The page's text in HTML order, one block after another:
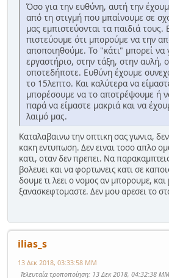
Όσο για την ευθύνη, αυτή την
από τη στιγμή που μπαίνουμε σε
μας εμπιστεύονται τα παιδιά τους.
πιστεύουμε ότι μπορούμε να την
αποποιηθούμε. Το "κάτι" μπορεί να
εργαστήριο, στην τάξη, στην αυλή,
οποτεδήποτε. Ευθύνη έχουμε
το 15λεπτο. Και καλύτερα να
μπορέσουμε να το αποτρέψουμε ή
παρά να είμαστε μακριά και να
λαιμό μας.
Καταλαβαινω την οπτικη σας γωνια,
κακη εντυπωση. Δεν ειναι τοσο απλο
κατι, οταν δεν πρεπει. Να
βολευει και να φορτωνεις κατι σε
δουμε τι λεει ο νομος αν μπορουμε, και
ξανασκεφτομαστε. Δεν μου αρεσει το
ilias_s
13 Δεκ 2018, 03:33:58 ΜΜ
Τελευταία τροποποίηση: 13 Δεκ 2018, 04:32:38